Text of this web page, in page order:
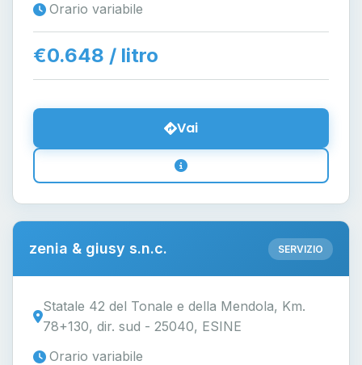
Orario variabile
€0.648 / litro
Vai
zenia & giusy s.n.c. SERVIZIO
Statale 42 del Tonale e della Mendola, Km.
78+130, dir. sud - 25040, ESINE
Orario variabile